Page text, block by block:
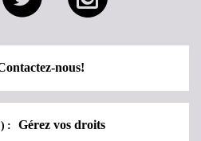
nous!
Gérez vos droits